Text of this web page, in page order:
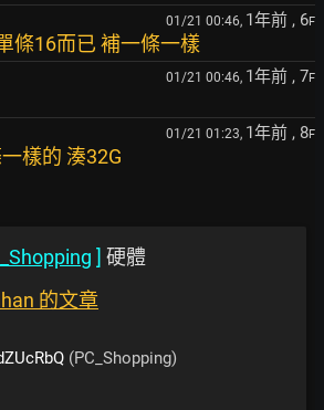
01/21 00:46, 1年前 , 6F
條16而已 補一條一樣
01/21 00:46, 1年前 , 7F
01/21 01:23, 1年前 , 8F
樣的 湊32G
] 硬體
的文章
(PC_Shopping)